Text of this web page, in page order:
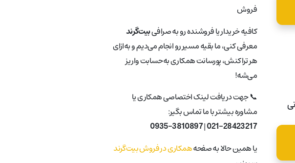
فروش
کافیه خریدار یا فروشنده رو به صرافیبیت‌گرند
معرفی کنی، ما بقیه مسیر رو انجام می‌دیم و به‌ازای
هر تراکنش، پورسانت همکاری به‌حسابت واریز
می‌شه!
📞 جهت دریافت لینک اختصاصی همکاری یا
مشاوره بیشتر با ما تماس بگیر:
021-28423217
|
0935-3810897
یا همین حالا به صفحههمکاری در فروش بیت‌گرند